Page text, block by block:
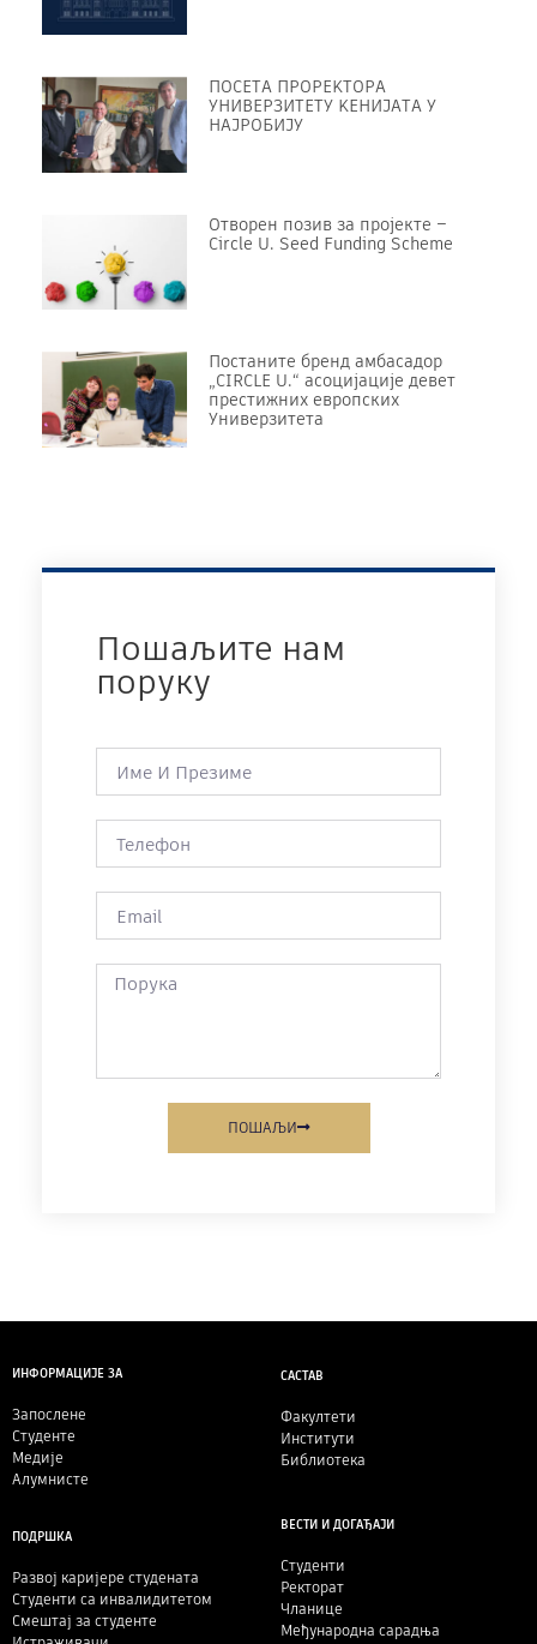
ПОСЕТА ПРОРЕKТОРА
УНИВЕРЗИТЕТУ KЕНИЈАТА У
НАЈРОБИЈУ
Отворен позив за пројекте –
Circle U. Seed Funding Scheme
Постаните бренд амбасадор
„CIRCLE U.“ асоцијације девет
престижних европских
Универзитета
Пошаљите нам
поруку
ПОШАЉИ
ИНФОРМАЦИЈЕ ЗА
Запослене
Студенте
Медије
Алумнисте
САСТАВ
Факултети
Институти
Библиотека
ПОДРШКА
Развој каријере студената
Студенти са инвалидитетом
Смештај за студенте
ВЕСТИ И ДОГАЂАЈИ
Студенти
Ректорат
Чланице
Међународна сарадња